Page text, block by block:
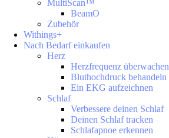
MultiScan™
BeamO
Zubehör
Withings+
Nach Bedarf einkaufen
Herz
Herzfrequenz überwachen
Bluthochdruck behandeln
Ein EKG aufzeichnen
Schlaf
Verbessere deinen Schlaf
Deinen Schlaf tracken
Schlafapnoe erkennen